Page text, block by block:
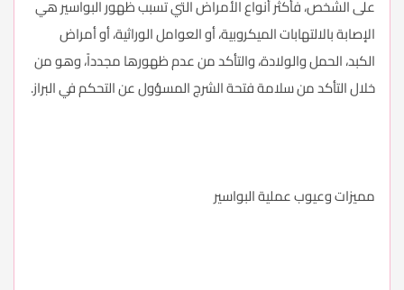
على الشخص، فأكثر أنواع الأمراض التي تسبب ظهور البواسير هي
الإصابة بالالتهابات الميكروبية، أو العوامل الوراثية، أو أمراض
الكبد، الحمل والولادة، والتأكد من عدم ظهورها مجدداً، وهو من
خلال التأكد من سلامة فتحة الشرج المسؤول عن التحكم في البراز.
مميزات وعيوب عملية البواسير